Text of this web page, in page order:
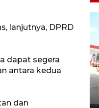
lanjutnya, DPRD
dapat segera
antara kedua
dan